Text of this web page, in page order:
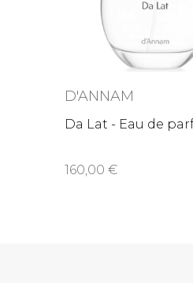
D'ANNAM
Da Lat - Eau de
160,00